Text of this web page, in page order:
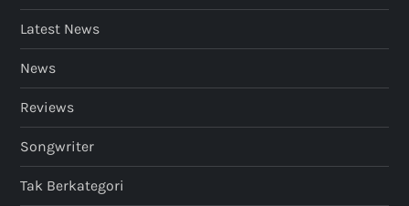
Latest News
News
Reviews
Songwriter
Tak Berkategori